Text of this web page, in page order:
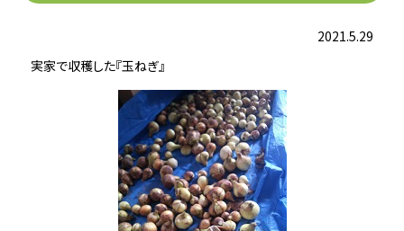
2021.5.29
実家で収穫した『玉ねぎ』